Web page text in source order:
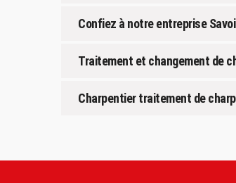
Confiez à notre entreprise
Traitement et changement de
Charpentier traitement de